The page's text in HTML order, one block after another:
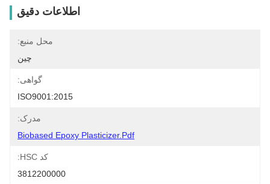
اطلاعات دقیق
محل منبع:
چین
گواهی:
ISO9001:2015
مدرک:
Biobased Epoxy Plasticizer.pdf
کد HSC:
3812200000